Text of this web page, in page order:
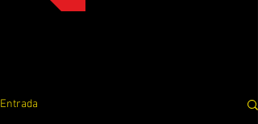
Entrada